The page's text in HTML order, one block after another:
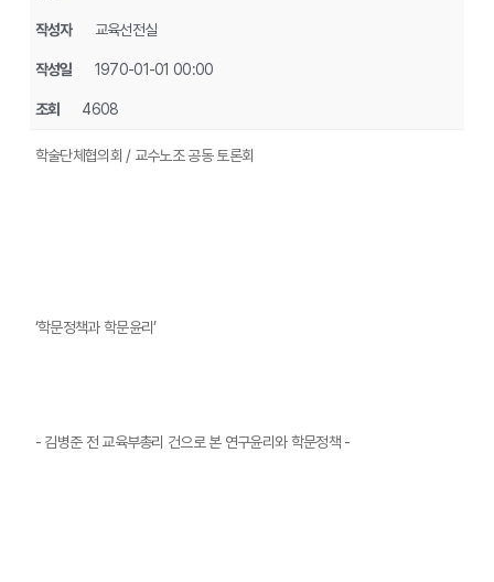
작성자 교육선전실
작성일 1970-01-01 00:00
조회 4608
학술단체협의회 / 교수노조 공동 토론회
‘학문정책과 학문윤리’
- 김병준 전 교육부총리 건으로 본 연구윤리와 학문정책 -